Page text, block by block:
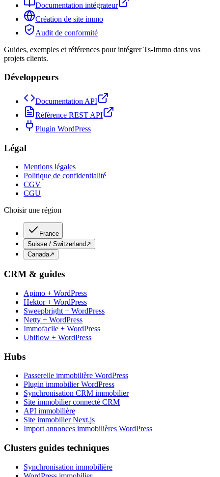
Documentation intégrateur
Création de site immo
Audit de conformité
Guides, exemples et références pour intégrer Ts-Immo dans vos
projets clients.
Développeurs
Documentation API
Référence REST API
Plugin WordPress
Légal
Mentions légales
Politique de confidentialité
CGV
CGU
Choisir une région
France
Suisse / Switzerland ↗
Canada↗
CRM & guides
Apimo + WordPress
Hektor + WordPress
Sweepbright + WordPress
Netty + WordPress
Immofacile + WordPress
Ubiflow + WordPress
Hubs
Passerelle immobilière WordPress
Plugin immobilier WordPress
Synchronisation CRM immobilier
Site immobilier connecté CRM
API immobilière
Site immobilier Next.js
Import annonces immobilières WordPress
Clusters guides techniques
Synchronisation immobilière